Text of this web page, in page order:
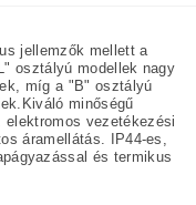
jellemzők mellett a
osztályú modellek nagy
míg a "B" osztályú
minőségű
elektromos vezetékezési
áramellátás. IP44-es ,
és termikus